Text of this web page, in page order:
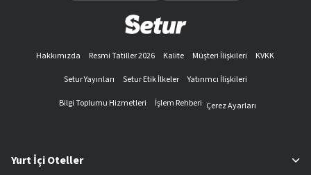
Hakkımızda Resmi Tatiller 2026 Kalite Müşteri İlişkileri
KVKK
Setur Yayınları
Setur Etik İlkeler
Yatırımcı İlişkileri
Bilgi Toplumu Hizmetleri
İşlem Rehberi Çerez Ayarları
Yurt İçi Oteller